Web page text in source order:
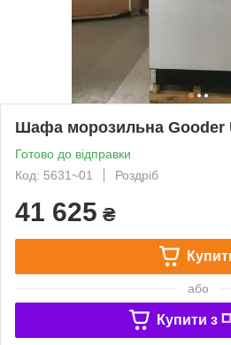
Шафа морозильна Gooder
Готово до відправки
Код: 5631~01
Роздріб
41 625 ₴
або
Купити з